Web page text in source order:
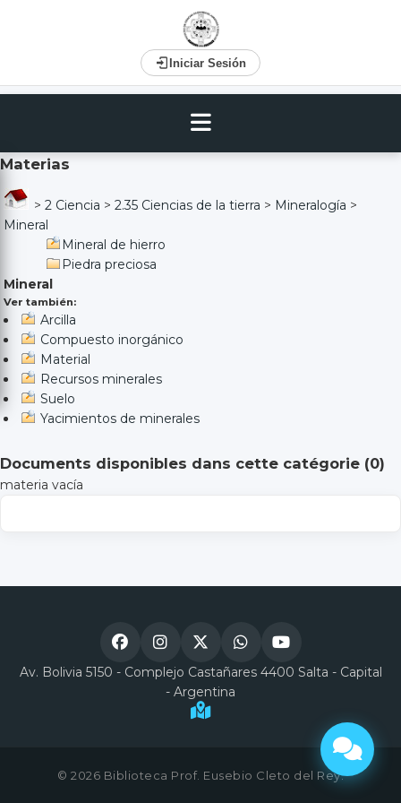
Iniciar Sesión
Materias
> 2 Ciencia > 2.35 Ciencias de la tierra > Mineralogía >
Mineral
Mineral de hierro
Piedra preciosa
Mineral
Ver también:
Arcilla
Compuesto inorgánico
Material
Recursos minerales
Suelo
Yacimientos de minerales
Documents disponibles dans cette catégorie (0)
materia vacía
Av. Bolivia 5150 - Complejo Castañares 4400 Salta - Capital
- Argentina
© 2026 Biblioteca Prof. Eusebio Cleto del Rey.